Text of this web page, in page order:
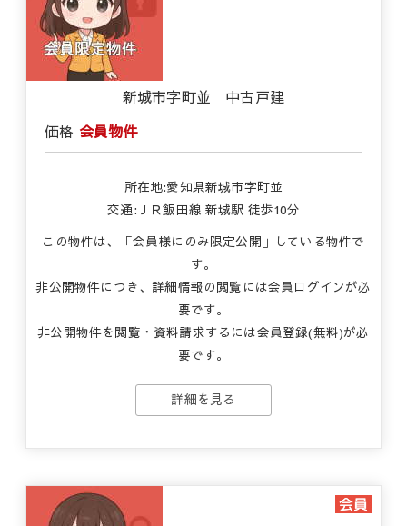
新城市字町並 中古戸建
価格 会員物件
所在地:愛知県新城市字町並
交通:ＪＲ飯田線 新城駅 徒歩10分
この物件は、「会員様にのみ限定公開」している物件で
す。
非公開物件につき、詳細情報の閲覧には会員ログインが必
要です。
非公開物件を閲覧・資料請求するには会員登録(無料)が必
要です。
詳細を見る